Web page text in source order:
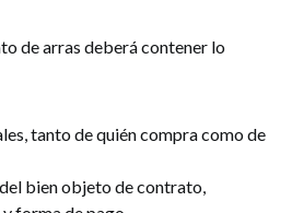
de arras deberá contener lo
tanto de quién compra como de
bien objeto de contrato,